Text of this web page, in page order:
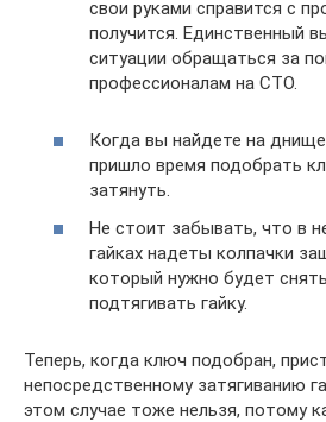
свои руками справится с
получится. Единственный
ситуации обращаться за
профессионалам на СТО.
Когда вы найдете на
пришло время подобрать
затянуть.
Не стоит забывать, что в
гайках надеты колпачки
который нужно будет
подтягивать гайку.
Теперь, когда ключ подобран,
непосредственному затягиванию
этом случае тоже нельзя, потому